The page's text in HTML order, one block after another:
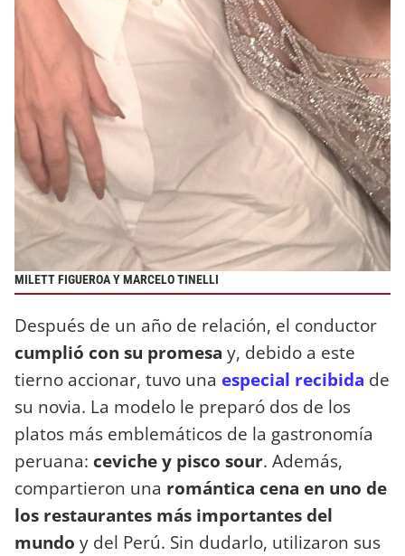
MILETT FIGUEROA Y MARCELO TINELLI
Después de un año de relación, el conductor
cumplió con su promesa y, debido a este
tierno accionar, tuvo una especial recibida de
su novia. La modelo le preparó dos de los
platos más emblemáticos de la gastronomía
peruana: ceviche y pisco sour. Además,
compartieron una romántica cena en uno de
los restaurantes más importantes del
mundo y del Perú. Sin dudarlo, utilizaron sus